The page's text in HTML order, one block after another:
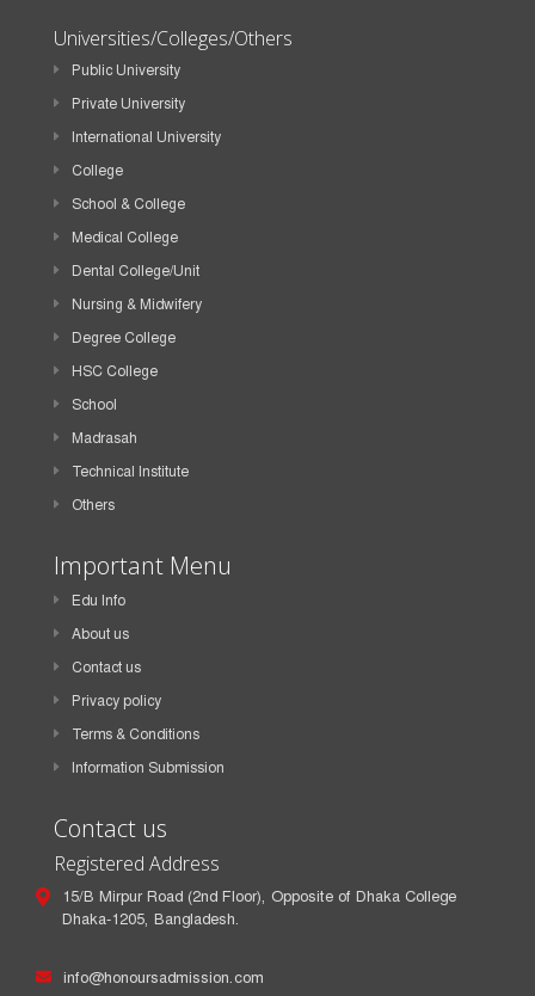
Universities/Colleges/Others
Public University
Private University
International University
College
School & College
Medical College
Dental College/Unit
Nursing & Midwifery
Degree College
HSC College
School
Madrasah
Technical Institute
Others
Important Menu
Edu Info
About us
Contact us
Privacy policy
Terms & Conditions
Information Submission
Contact us
Registered Address
15/B Mirpur Road (2nd Floor), Opposite of Dhaka College
Dhaka-1205, Bangladesh.
info@honoursadmission.com